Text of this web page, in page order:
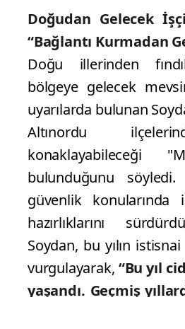
Doğudan Gelecek
“Bağlantı Kurmadan
Doğu illerinden
bölgeye gelecek
uyarılarda bulunan
Altınordu
konaklayabileceği
bulunduğunu
güvenlik konularında
hazırlıklarını
Soydan, bu yılın
vurgulayarak, “Bu yıl
yaşandı. Geçmiş